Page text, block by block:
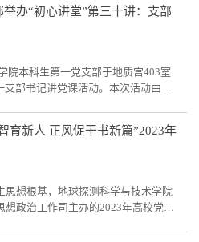
求，认真开展党员的选拔和培养工
，支部书记王洪宇向与会人员详细
标，希望...
办“初心讲堂”第三十讲：支部
院本科生第一党支部于地质宫403室
部书记讲党课活动。本次活动由党
党员提出四个方面的努力成长方向，
练就真才实学、一步一个脚印，镌
育新人 正风促干书新篇”2023年
思想根基，地球探测科学与技术学院
政治工作司主办的2023年高校党组